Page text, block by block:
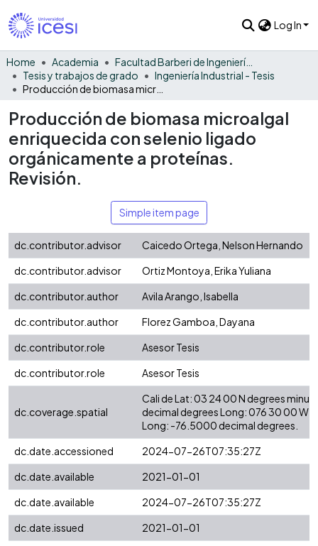
Log In
Home Academia
Facultad Barberi de Ingeniería, Diseño y Ciencias Aplicadas
Tesis y trabajos de grado
Ingeniería Industrial - Tesis
Producción de biomasa microalgal
enriquecida con selenio ligado
orgánicamente a proteínas.
Revisión.
Simple item page
dc.contributor.advisor
Caicedo Ortega, Nelson Hernando
dc.contributor.advisor
Ortiz Montoya, Erika Yuliana
dc.contributor.author
Avila Arango, Isabella
dc.contributor.author
Florez Gamboa, Dayana
dc.contributor.role
Asesor Tesis
dc.contributor.role
Asesor Tesis
dc.coverage.spatial
Cali de Lat: 03 24 00 N degrees
decimal degrees Long: 076 30 00 W
Long: -76.5000 decimal degrees.
dc.date.accessioned
2024-07-26T07:35:27Z
dc.date.available
2021-01-01
dc.date.available
2024-07-26T07:35:27Z
dc.date.issued
2021-01-01